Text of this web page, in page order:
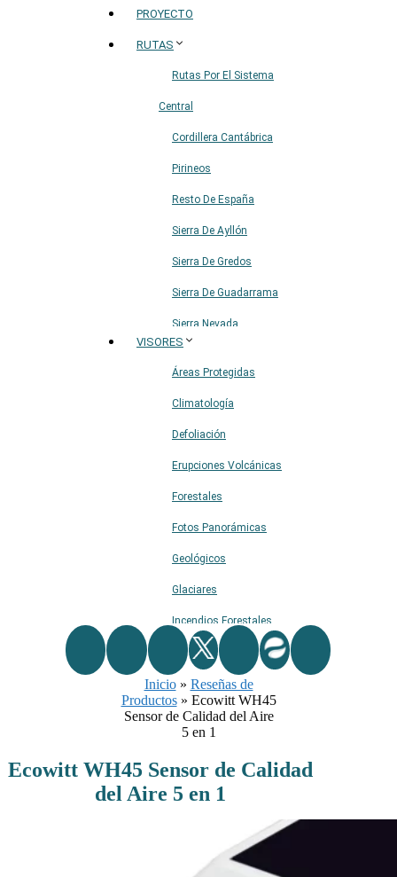
PROYECTO
RUTAS
Rutas Por El Sistema
Central
Cordillera Cantábrica
Pirineos
Resto De España
Sierra De Ayllón
Sierra De Gredos
Sierra De Guadarrama
Sierra Nevada
VISORES
Áreas Protegidas
Climatología
Defoliación
Erupciones Volcánicas
Forestales
Fotos Panorámicas
Geológicos
Glaciares
Incendios Forestales
Naturaleza
Ríos
Rutas De Montaña
Topográficos
Inicio» Reseñas de
Productos» Ecowitt WH45
Sensor de Calidad del Aire
5 en 1
Ecowitt WH45 Sensor de Calidad
del Aire 5 en 1